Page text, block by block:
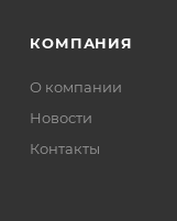
КОМПАНИЯ
О компании
Новости
Контакты